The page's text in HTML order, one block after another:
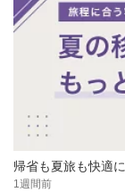
帰省も夏旅も快適
1週間前